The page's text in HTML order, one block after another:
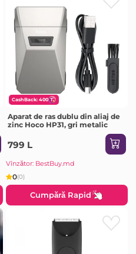
CashBack: 400
Aparat de ras dublu din aliaj de
zinc Hoco HP31, gri metalic
799 L
Vînzător: BestBuy.md
0(0)
Cumpără Rapid